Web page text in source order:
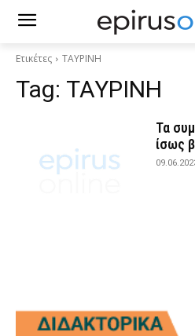
Ετικέτες ΤΑΥΡΙΝΗ
Tag: ΤΑΥΡΙΝΗ
Τα
ίσως